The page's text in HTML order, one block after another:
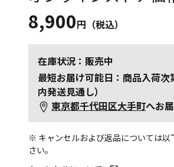
8,900円（税込）
在庫状況：販売中
最短お届け可能日：商品入荷次
内発送見通し）
東京都千代田区大手町へお
※ キャンセルおよび返品については以
さい。